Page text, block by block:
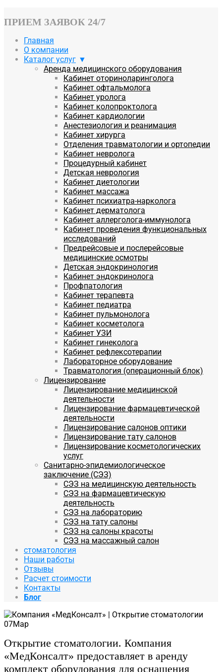
ПРИЕМ ЗАЯВОК 24/7
Главная
О компании
Каталог услуг
Аренда медицинского оборудования
Кабинет оториноларинголога
Кабинет офтальмолога
Кабинет уролога
Кабинет колопроктолога
Кабинет кардиологии
Анестезиология и реанимация
Кабинет хирурга
Отделения травматологии и ортопедии
Кабинет невролога
Процедурный кабинет
Детская неврология
Кабинет диетологии
Кабинет массажа
Кабинет психиатра-нарколога
Кабинет дерматолога
Кабинет аллерголога-иммунолога
Кабинет проведения функциональных
исследований
Предрейсовые и послерейсовые
медицинские осмотры
Детская эндокринология
Кабинет эндокринолога
Профпатология
Кабинет терапевта
Кабинет педиатра
Кабинет пульмонолога
Кабинет косметолога
Кабинет УЗИ
Кабинет гинеколога
Кабинет рефлексотерапии
Лабораторное оборудование
Травматология (операционный блок)
Лицензирование
Лицензирование медицинской
деятельности
Лицензирование фармацевтической
деятельности
Лицензирование салонов оптики
Лицензирование тату салонов
Лицензирование косметологических
услуг
Санитарно-эпидемиологическое
заключение (СЭЗ)
СЭЗ на медицинскую деятельность
СЭЗ на фармацевтическую
деятельность
СЭЗ на лабораторию
СЭЗ на тату салоны
СЭЗ на салоны красоты
СЭЗ на массажный салон
стоматология
Наши работы
Отзывы
Расчет стоимости
Контакты
Блог
07Мар
Открытие стоматологии. Компания
«МедКонсалт» предоставляет в аренду
комплект оборудования для оснащения